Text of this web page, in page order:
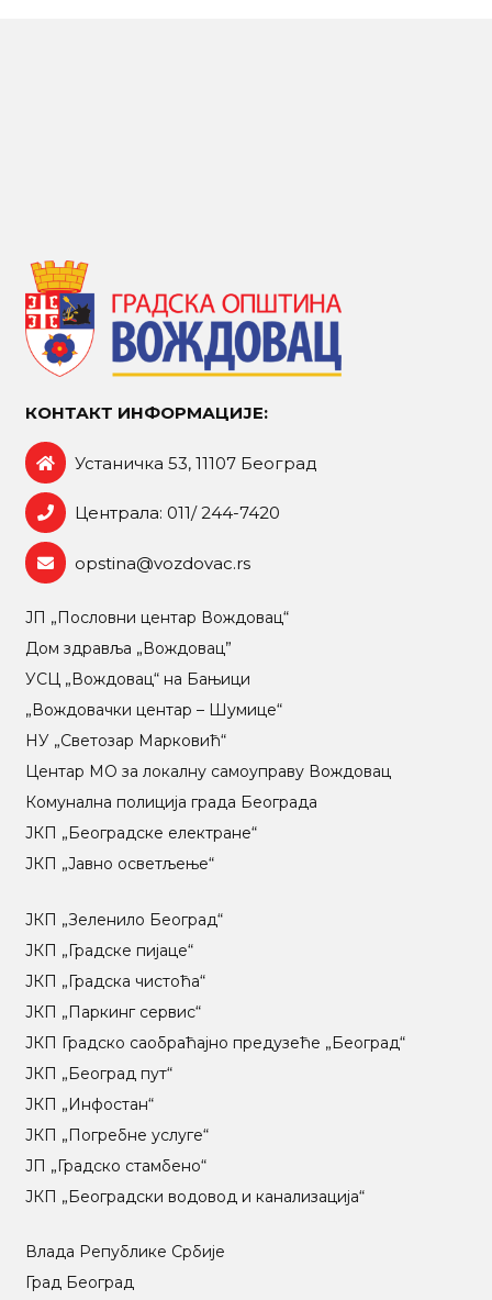
КОНТАКТ ИНФОРМАЦИЈЕ:
Устаничка 53, 11107 Београд
Централа: 011/ 244-7420
opstina@vozdovac.rs
ЈП „Пословни центар Вождовац“
Дом здравља „Вождовац”
УСЦ „Вождовац“ на Бањици
„Вождовачки центар – Шумице“
НУ „Светозар Марковић“
Центар МO за локалну самоуправу Вождовац
Комунална полиција града Београда
ЈКП „Београдске електране“
ЈКП „Јавно осветљење“
ЈКП „Зеленило Београд“
ЈКП „Градске пијаце“
ЈКП „Градска чистоћа“
ЈКП „Паркинг сервис“
ЈКП Градско саобраћајно предузеће „Београд“
ЈКП „Београд пут“
ЈКП „Инфостан“
ЈКП „Погребне услуге“
ЈП „Градско стамбено“
ЈКП „Београдски водовод и канализација“
Влада Републике Србије
Град Београд